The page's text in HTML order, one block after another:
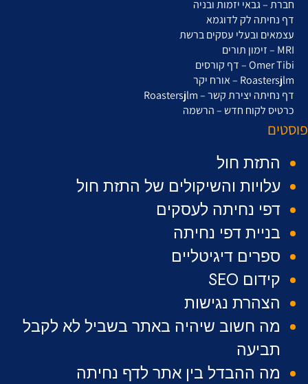
חברת – גבאי יזמות ובניה
דף נחיתה לק לדוגמא
עצמאים ובעלי עסקים ברשת
MRI – זימון תורים
Omer Tibi – דף קורסים
Roastersjlm – אורח יקר
דף נחיתה יצירת קשר – Roastersjlm
כרטיס לקוח חדש – הרשמה
פוסטים
התזת חול
עלויות והשיקולים של התזת חול
דפי נחיתה לעסקים
בניית דפי נחיתה
ספרים דיגיטליים
קידום SEO
הצהרת נגישות
מה חשוב שיהיה באתר בשביל לא לקבל
תביעה
מה ההבדל בין אתר לדף נחיתה